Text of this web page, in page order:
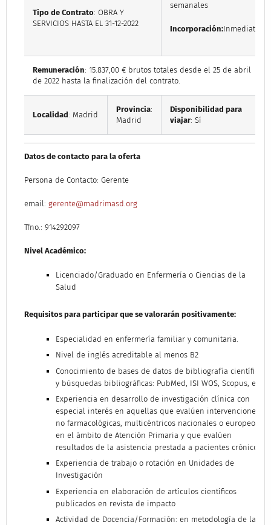
Tipo de Contrato: OBRA Y
SERVICIOS HASTA EL 31-12-2022
semanales
Incorporación:Inmediata
Remuneración: 15.837,00 € brutos totales desde el 25 de abril
de 2022 hasta la finalización del contrato.
Localidad: Madrid
Provincia:
Madrid
Disponibilidad para
viajar: Sí
Datos de contacto para la oferta
Persona de Contacto: Gerente
email: gerente@madrimasd.org
Tfno.: 914292097
Nivel Académico:
Licenciado/Graduado en Enfermería o Ciencias de la
Salud
Requisitos para participar que se valorarán positivamente:
Especialidad en enfermería familiar y comunitaria.
Nivel de inglés acreditable al menos B2
Conocimiento de bases de datos de bibliografía científica
y búsquedas bibliográficas: PubMed, ISI WOS, Scopus, etc.
Experiencia en desarrollo de investigación clínica con
especial interés en aquellas que evalúen intervenciones
no farmacológicas, multicéntricos nacionales o europeos
en el ámbito de Atención Primaria y que evalúen
resultados de la asistencia prestada a pacientes crónicos
Experiencia de trabajo o rotación en Unidades de
Investigación
Experiencia en elaboración de artículos científicos
publicados en revista de impacto
Actividad de Docencia/Formación: en metodología de la